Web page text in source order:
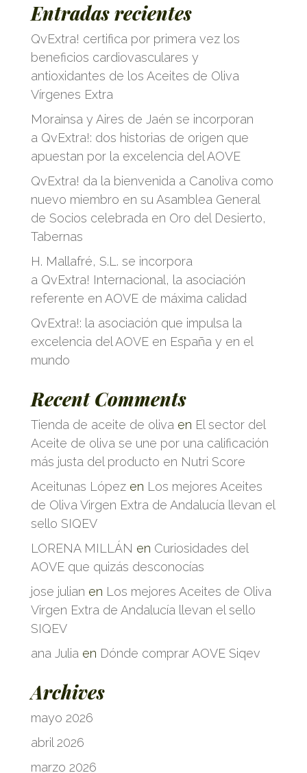
Entradas recientes
QvExtra! certifica por primera vez los
beneficios cardiovasculares y
antioxidantes de los Aceites de Oliva
Vírgenes Extra
Morainsa y Aires de Jaén se incorporan
a QvExtra!: dos historias de origen que
apuestan por la excelencia del AOVE
QvExtra! da la bienvenida a Canoliva como
nuevo miembro en su Asamblea General
de Socios celebrada en Oro del Desierto,
Tabernas
H. Mallafré, S.L. se incorpora
a QvExtra! Internacional, la asociación
referente en AOVE de máxima calidad
QvExtra!: la asociación que impulsa la
excelencia del AOVE en España y en el
mundo
Recent Comments
Tienda de aceite de olivaen El sector del
Aceite de oliva se une por una calificación
más justa del producto en Nutri Score
Aceitunas Lópezen Los mejores Aceites
de Oliva Virgen Extra de Andalucía llevan el
sello SIQEV
LORENA MILLÁN en Curiosidades del
AOVE que quizás desconocías
jose julian en Los mejores Aceites de Oliva
Virgen Extra de Andalucía llevan el sello
SIQEV
ana Juliaen Dónde comprar AOVE Siqev
Archives
mayo 2026
abril 2026
marzo 2026